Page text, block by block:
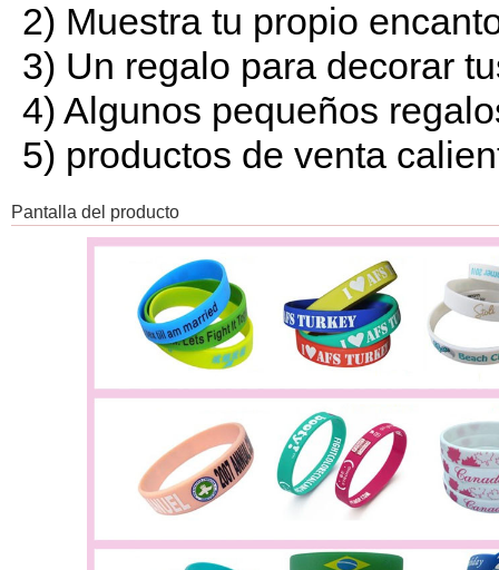
2) Muestra tu propio
3) Un regalo para decorar
4) Algunos pequeños
5) productos de venta
Pantalla del producto